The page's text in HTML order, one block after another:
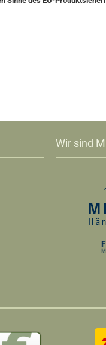
Wir sind